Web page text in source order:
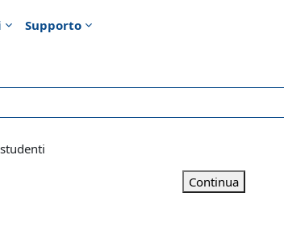
Supporto
Continua